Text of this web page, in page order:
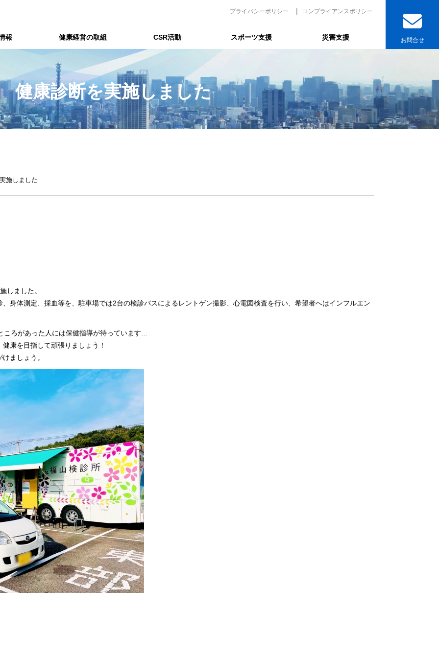
プライバシーポリシー コンプライアンスポリシー
お問合せ
報 健康経営の取組 CSR活動 スポーツ支援 災害支援
健康診断を実施しました
施しました
しました。
身体測定、採血等を、駐車場では2台の検診バスによるレントゲン撮影、心電図検査を行い、希望者へはインフルエン
ろがあった人には保健指導が待っています…
康を目指して頑張りましょう！
ましょう。